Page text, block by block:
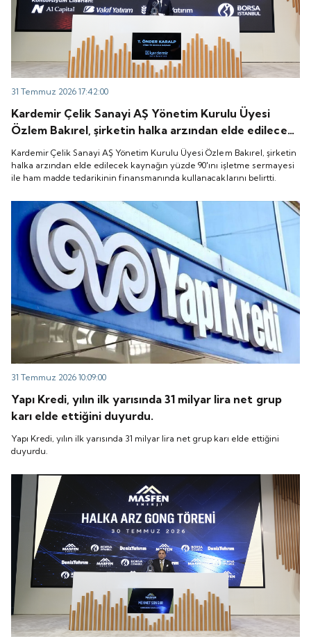
31 Temmuz 2026 17:42:00
Kardemir Çelik Sanayi AŞ Yönetim Kurulu Üyesi
Özlem Bakırel, şirketin halka arzından elde edilecek
kaynağın yüzde 90'ını işletme sermayesi ile ham
madde tedarikinin finansmanında kullanacaklarını
belirtti.
Kardemir Çelik Sanayi AŞ Yönetim Kurulu Üyesi Özlem Bakırel, şirketin
halka arzından elde edilecek kaynağın yüzde 90'ını işletme sermayesi
ile ham madde tedarikinin finansmanında kullanacaklarını belirtti.
31 Temmuz 2026 10:09:00
Yapı Kredi, yılın ilk yarısında 31 milyar lira net grup
karı elde ettiğini duyurdu.
Yapı Kredi, yılın ilk yarısında 31 milyar lira net grup karı elde ettiğini
duyurdu.